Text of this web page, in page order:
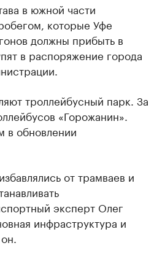
в южной части
которые Уфе
должны прибыть в
в распоряжение города
троллейбусный парк. За
«Горожанин».
в обновлении
от трамваев и
эксперт Олег
инфраструктура и